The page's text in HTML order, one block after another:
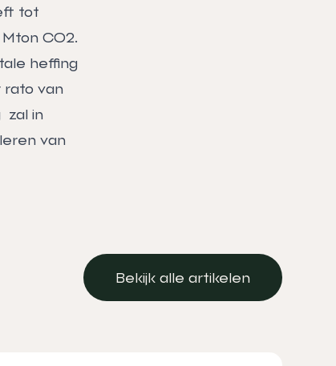
tot
CO2.
heffing
rato van
zal in
van
Bekijk alle artikelen
Bekijk alle artikelen